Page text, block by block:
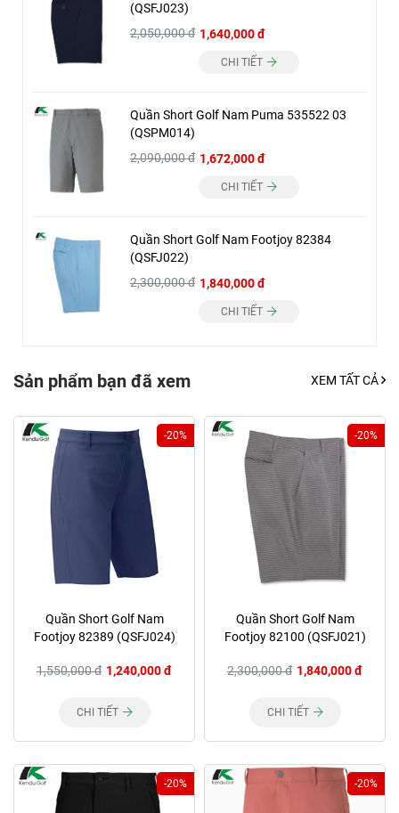
(QSFJ023)
2,050,000 đ 1,640,000 đ
CHI TIẾT
Quần Short Golf Nam Puma 535522 03
(QSPM014)
2,090,000 đ 1,672,000 đ
CHI TIẾT
Quần Short Golf Nam Footjoy 82384
(QSFJ022)
2,300,000 đ 1,840,000 đ
CHI TIẾT
Sản phẩm bạn đã xem XEM TẤT CẢ
-20%
Quần Short Golf Nam
Footjoy 82389 (QSFJ024)
1,550,000 đ 1,240,000 đ
CHI TIẾT
-20%
Quần Short Golf Nam
Footjoy 82100 (QSFJ021)
2,300,000 đ 1,840,000 đ
CHI TIẾT
-20% -20%